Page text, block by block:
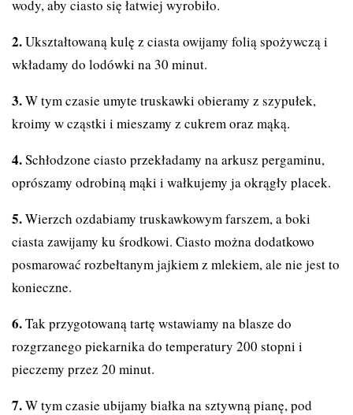
wody, aby ciasto się łatwiej wyrobiło.
Ukształtowaną kulę z ciasta owijamy folią spożywczą i
wkładamy do lodówki na 30 minut.
W tym czasie umyte truskawki obieramy z szypułek,
kroimy w cząstki i mieszamy z cukrem oraz mąką.
Schłodzone ciasto przekładamy na arkusz pergaminu,
oprószamy odrobiną mąki i wałkujemy ja okrągły placek.
Wierzch ozdabiamy truskawkowym farszem, a boki
ciasta zawijamy ku środkowi. Ciasto można dodatkowo
posmarować rozbełtanym jajkiem z mlekiem, ale nie jest to
konieczne.
Tak przygotowaną tartę wstawiamy na blasze do
rozgrzanego piekarnika do temperatury 200 stopni i
pieczemy przez 20 minut.
W tym czasie ubijamy białka na sztywną pianę, pod